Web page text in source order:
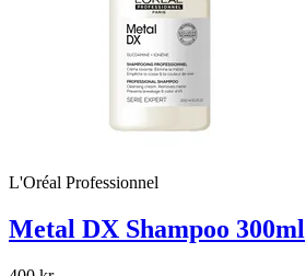
L'Oréal Professionnel
Metal DX Shampoo 300ml